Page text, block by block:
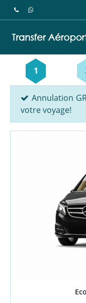
1
Annulation
votre voyage!